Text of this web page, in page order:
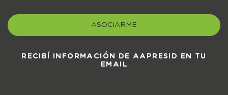
ASOCIARME
RECIBÍ INFORMACIÓN DE AAPRESID EN TU
EMAIL